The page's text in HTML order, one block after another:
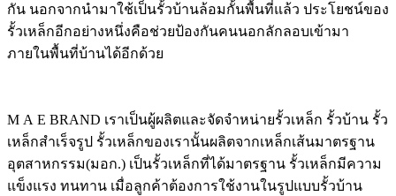
กัน นอกจากนำมาใช้เป็นรั้วบ้านล้อมกั้นพื้นที่แล้ว ประโยชน์ของ
รั้วเหล็กอีกอย่างหนึ่งคือช่วยป้องกันคนนอกลักลอบเข้ามา
ภายในพื้นที่บ้านได้อีกด้วย
M A E BRAND เราเป็นผู้ผลิตและจัดจำหน่ายรั้วเหล็ก รั้วบ้าน รั้ว
เหล็กสำเร็จรูป รั้วเหล็กของเรานั้นผลิตจากเหล็กเส้นมาตรฐาน
อุตสาหกรรม(มอก.) เป็นรั้วเหล็กที่ได้มาตรฐาน รั้วเหล็กมีความ
แข็งแรง ทนทาน เมื่อลูกค้าต้องการใช้งานในรูปแบบรั้วบ้าน